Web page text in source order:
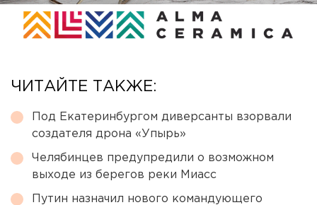
ЧИТАЙТЕ ТАКЖЕ:
Под Екатеринбургом диверсанты взорвали
создателя дрона «Упырь»
Челябинцев предупредили о возможном
выходе из берегов реки Миасс
Путин назначил нового командующего